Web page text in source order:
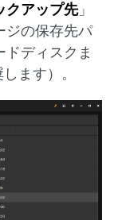
クアップ先」
ジの保存先パ
ドディスクま
ます）。